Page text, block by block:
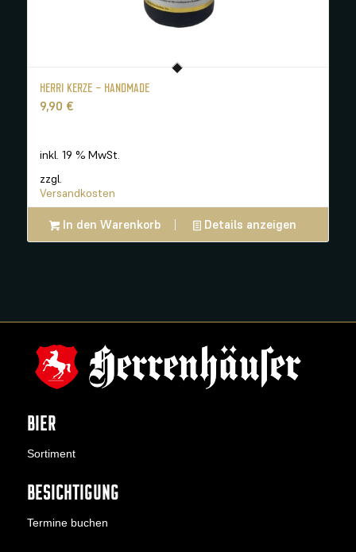
HERRI KERZE – HANDMADE
9,90 €
inkl. 19 % MwSt.
zzgl.
Versandkosten
In den Warenkorb Details anzeigen
BIER
Sortiment
BESICHTIGUNG
Termine buchen